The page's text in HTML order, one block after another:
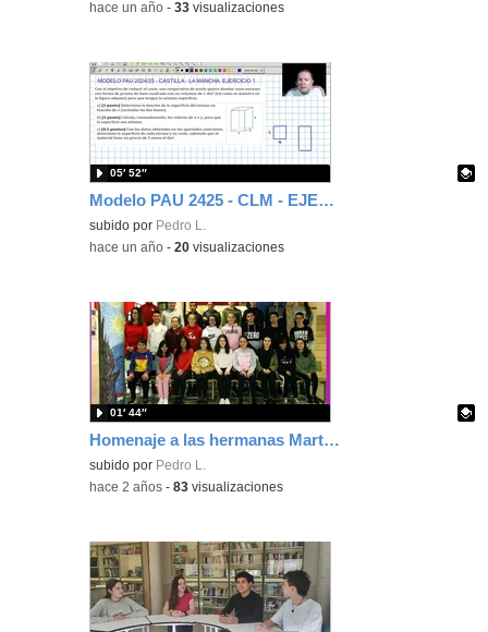
-hace un año -33 visualizaciones
Modelo PAU 2425 - CLM - EJERCICIO 1
Contenido educativo.
subido por Pedro L.
05′ 52″
-hace un año -20 visualizaciones
Homenaje a las hermanas Marton Kiss
Contenido educativo.
subido por Pedro L.
01′ 44″
-hace 2 años -83 visualizaciones